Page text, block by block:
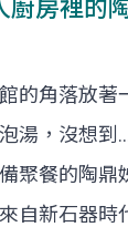
廚房裡的
的角落放著
湯，沒想到
聚餐的陶鼎
自新石器時